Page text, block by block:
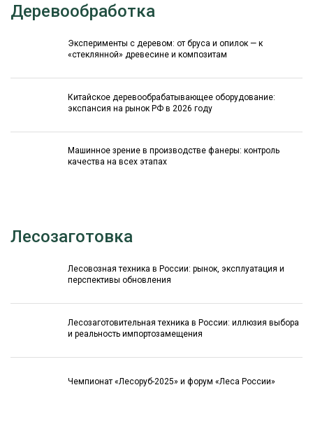
Деревообработка
Эксперименты с деревом: от бруса и опилок — к
«стеклянной» древесине и композитам
Китайское деревообрабатывающее оборудование:
экспансия на рынок РФ в 2026 году
Машинное зрение в производстве фанеры: контроль
качества на всех этапах
Лесозаготовка
Лесовозная техника в России: рынок, эксплуатация и
перспективы обновления
Лесозаготовительная техника в России: иллюзия выбора
и реальность импортозамещения
Чемпионат «Лесоруб-2025» и форум «Леса России»